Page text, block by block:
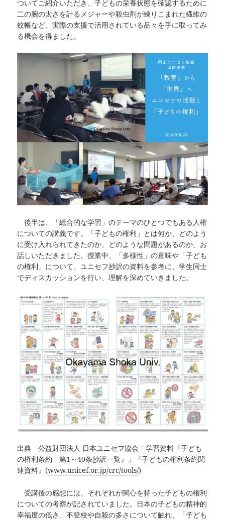
ついてご紹介いただき、子どもの栄養状態を確認するために
二の腕の太さを計るメジャーや殺虫剤が練りこまれた繊維の
蚊帳など、実際の支援で活用されている品々を手に取ってみ
る機会を得ました。
後半は、「総合的な学習」のテーマのひとつでもある人権
についての講義です。「子どもの権利」とは何か、どのよう
に受け入れられてきたのか、どのような問題があるのか、お
話しいただきました。授業中、「多様性」の意味や「子ども
の権利」について、ユニセフ抄訳の資料を参考に、学生同士
でディスカッションを行い、理解を深めていきました。
出典 公益財団法人 日本ユニセフ協会「学習資料『子ども
の権利条約 第1～40条抄訳一覧』」『子どもの権利条約関
連資料』(www.unicef.or.jp/crc/tools/)
受講後の感想には、それぞれが関心を持った子どもの権利
についての考察が記されていました。日本の子どもの精神的
幸福度の低さ、不登校や自殺の多さについて触れ、「子ども